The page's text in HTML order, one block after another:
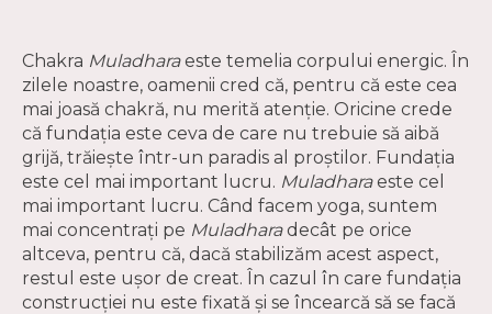
Chakra Muladharaeste temelia corpului energic. În
zilele noastre, oamenii cred că, pentru că este cea
mai joasă chakră, nu merită atenție. Oricine crede
că fundația este ceva de care nu trebuie să aibă
grijă, trăiește într-un paradis al proștilor. Fundația
este cel mai important lucru. Muladharaeste cel
mai important lucru. Când facem yoga, suntem
mai concentrați pe Muladharadecât pe orice
altceva, pentru că, dacă stabilizăm acest aspect,
restul este ușor de creat. În cazul în care fundația
construcției nu este fixată și se încearcă să se facă